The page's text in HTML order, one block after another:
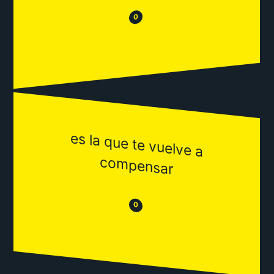
😒 0 😂
es la que te vuelve a
com
pensar
😒 0 😂